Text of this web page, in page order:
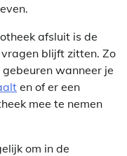
afsluit is de
blijft zitten. Zo
wanneer je
en of er een
mee te nemen
om in de